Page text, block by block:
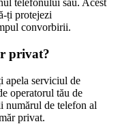
telefonului său. Acest
ți protejezi
convorbirii.
privat?
apela serviciul de
operatorul tău de
numărul de telefon al
privat.